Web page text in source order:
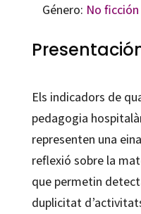
Género: No ficción
Els indicadors de
pedagogia
representen una
reflexió sobre la
que permetin
duplicitat